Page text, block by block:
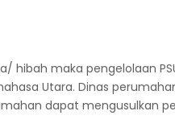
hibah maka pengelolaan
Utara. Dinas
dapat mengusulkan